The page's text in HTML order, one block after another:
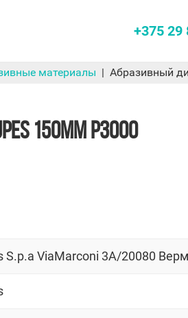
+375 29
материалы Абразивный
150ММ P3000
S.p.a ViaMarconi 3A/20080